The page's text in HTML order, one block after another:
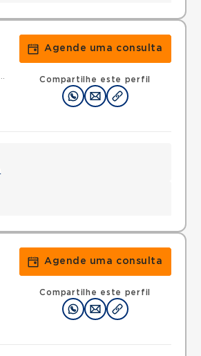
Agende uma consulta
Compartilhe este perfil
Agende uma consulta
Compartilhe este perfil